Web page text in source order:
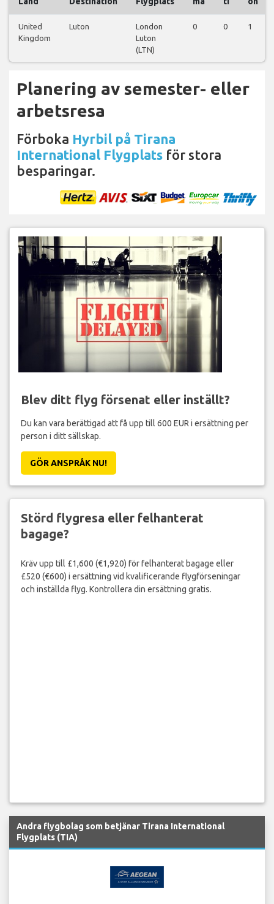
United
Kingdom
Luton
London
Luton
(LTN)
0 0 1
Planering av semester- eller
arbetsresa
Förboka Hyrbil på Tirana
International Flygplats för stora
besparingar.
Blev ditt flyg försenat eller inställt?
Du kan vara berättigad att få upp till 600 EUR i ersättning per
person i ditt sällskap.
GÖR ANSPRÅK NU!
Störd flygresa eller felhanterat
bagage?
Kräv upp till £1,600 (€1,920) för felhanterat bagage eller
£520 (€600) i ersättning vid kvalificerande flygförseningar
och inställda flyg. Kontrollera din ersättning gratis.
Andra flygbolag som betjänar Tirana International
Flygplats (TIA)